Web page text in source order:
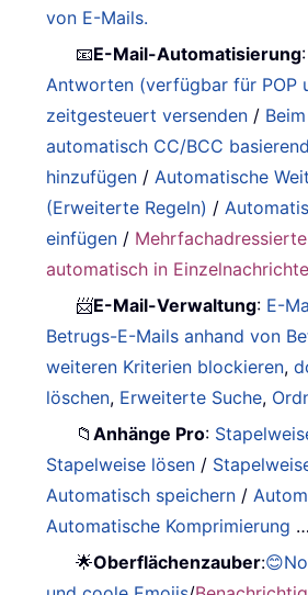
von E-Mails.
📧E-Mail-Automatisierung
Antworten (verfügbar für POP
zeitgesteuert versenden /
automatisch CC/BCC
hinzufügen /Automatische
(Erweiterte Regeln) /
einfügen /
automatisch in
📨E-Mail-Verwaltung: E-
Betrugs-E-Mails anhand von
weiteren Kriterien blockieren,
löschen, Erweiterte Suche,
📁Anhänge Pro:
Stapelweise lösen /
Automatisch speichern /
Automatische Komprimierung …
🌟Oberflächenzauber: